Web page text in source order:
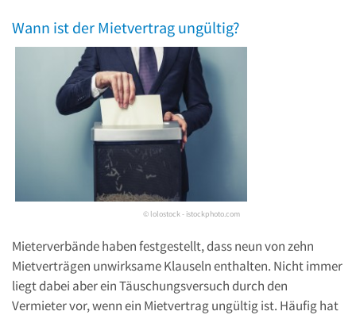
Wann ist der Mietvertrag ungültig?
© lolostock - istockphoto.com
Mieterverbände haben festgestellt, dass neun von zehn
Mietverträgen unwirksame Klauseln enthalten. Nicht immer
liegt dabei aber ein Täuschungsversuch durch den
Vermieter vor, wenn ein Mietvertrag ungültig ist. Häufig hat